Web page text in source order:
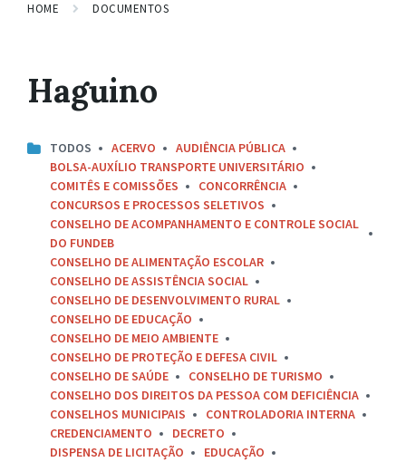
HOME DOCUMENTOS
Haguino
TODOS ACERVO
AUDIÊNCIA PÚBLICA
BOLSA-AUXÍLIO TRANSPORTE UNIVERSITÁRIO
COMITÊS E COMISSÕES
CONCORRÊNCIA
CONCURSOS E PROCESSOS SELETIVOS
CONSELHO DE ACOMPANHAMENTO E CONTROLE SOCIAL
DO FUNDEB
CONSELHO DE ALIMENTAÇÃO ESCOLAR
CONSELHO DE ASSISTÊNCIA SOCIAL
CONSELHO DE DESENVOLVIMENTO RURAL
CONSELHO DE EDUCAÇÃO
CONSELHO DE MEIO AMBIENTE
CONSELHO DE PROTEÇÃO E DEFESA CIVIL
CONSELHO DE SAÚDE
CONSELHO DE TURISMO
CONSELHO DOS DIREITOS DA PESSOA COM DEFICIÊNCIA
CONSELHOS MUNICIPAIS
CONTROLADORIA INTERNA
CREDENCIAMENTO
DECRETO
DISPENSA DE LICITAÇÃO
EDUCAÇÃO